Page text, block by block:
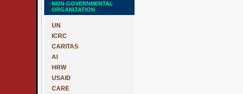
NON-GOVERNMENTAL
ORGANIZATION
UN
ICRC
CARITAS
AI
HRW
USAID
CARE